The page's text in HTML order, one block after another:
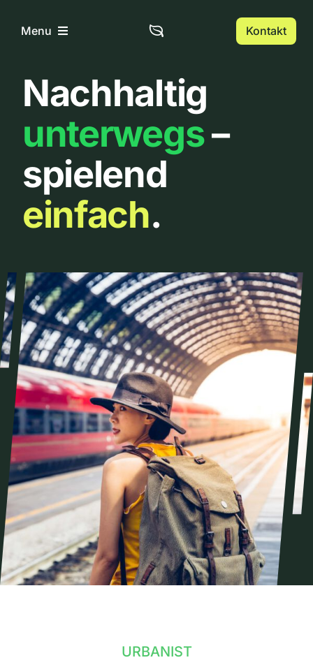
InhaltMenu
Home
Über uns
Urbanlist
Kontakt
Nachhaltig
unterwegs–
spielend
einfach.
URBANIST